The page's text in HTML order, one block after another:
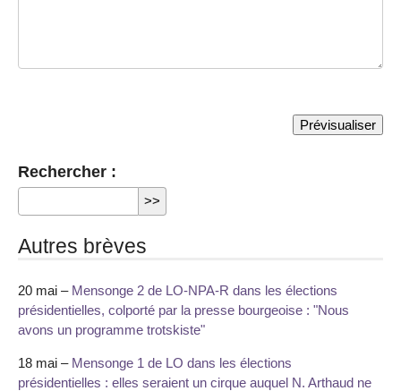
Rechercher :
Autres brèves
20 mai – Mensonge 2 de LO-NPA-R dans les élections
présidentielles, colporté par la presse bourgeoise : "Nous
avons un programme trotskiste"
18 mai – Mensonge 1 de LO dans les élections
présidentielles : elles seraient un cirque auquel N. Arthaud ne